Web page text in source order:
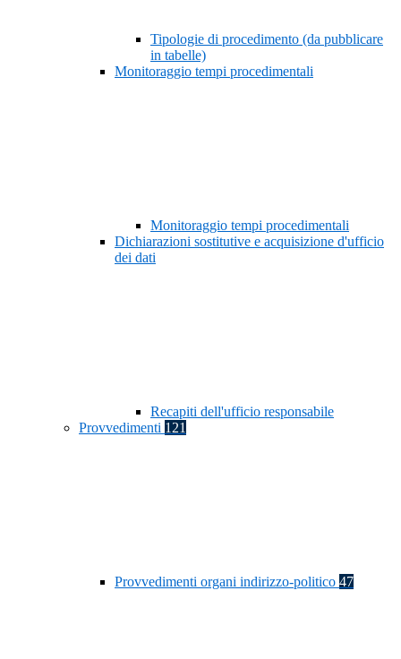
Tipologie di procedimento (da pubblicare
in tabelle)
Monitoraggio tempi procedimentali
Monitoraggio tempi procedimentali
Dichiarazioni sostitutive e acquisizione d'ufficio
dei dati
Recapiti dell'ufficio responsabile
Provvedimenti 121
Provvedimenti organi indirizzo-politico 47